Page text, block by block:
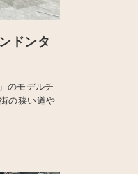
ドンタ
のモデルチ
の狭い道や